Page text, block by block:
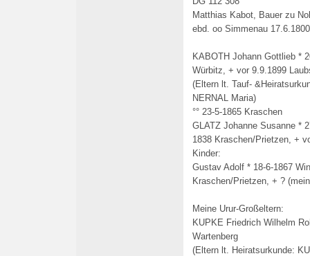
Matthias Kabot, Bauer zu
ebd. oo Simmenau
KABOTH Johann Gottlieb *
Würbitz, + vor 9.9.1899
(Eltern lt. Tauf-
NERNAL Maria)
°° 23-5-1865 Kraschen
GLATZ Johanne Susanne *
1838 Kraschen/Prietzen, +
Kinder:
Gustav Adolf * 18-6-1867
Kraschen/Prietzen, + ?
Meine Urur-Großeltern:
KUPKE Friedrich Wilhelm
Wartenberg
(Eltern lt. Heiratsurkunde: